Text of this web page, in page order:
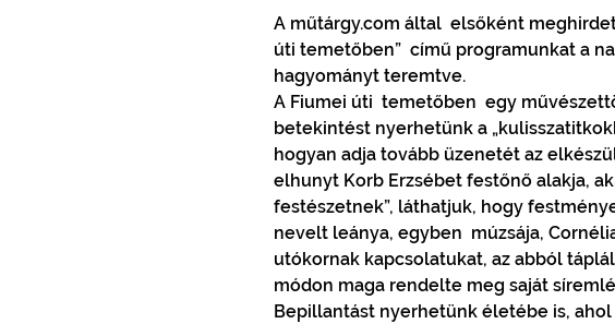
A műtárgy.com által  elsőként
úti temetőben”  című programunkat a
hagyományt teremtve.
A Fiumei úti  temetőben  egy
betekintést nyerhetünk a
hogyan adja tovább üzenetét az
elhunyt Korb Erzsébet festőnő alakja,
festészetnek”, láthatjuk, hogy
nevelt leánya, egyben  múzsája,
utókornak kapcsolatukat, az abból
módon maga rendelte meg saját
Bepillantást nyerhetünk életébe is,